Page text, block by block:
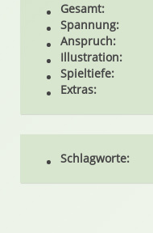
Gesamt:
Spannung:
Anspruch:
Illustration:
Spieltiefe:
Extras:
Schlagworte: